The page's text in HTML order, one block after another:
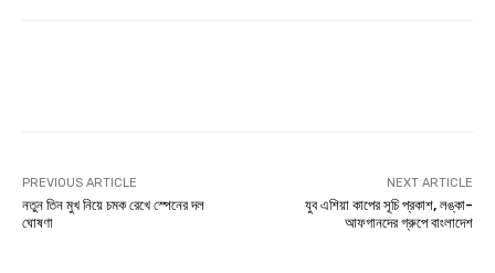
PREVIOUS ARTICLE
নতুন তিন মুখ নিয়ে চমক রেখে স্পেনের দল
ঘোষণা
NEXT ARTICLE
যুব এশিয়া কাপের সূচি প্রকাশ, লঙ্কা-
আফগানদের গ্রুপে বাংলাদেশ